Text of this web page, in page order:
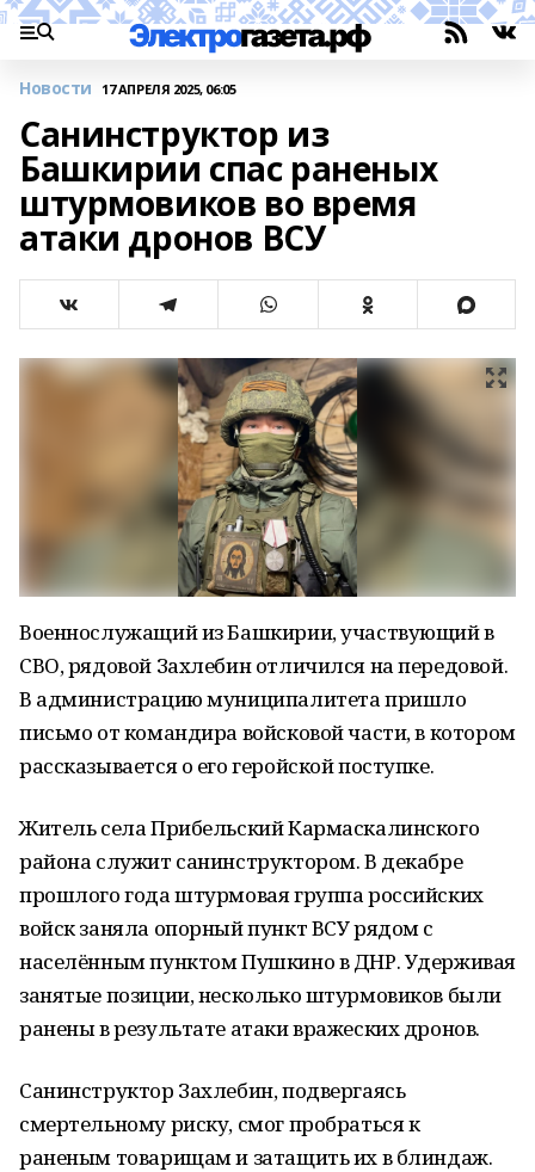
Новости 17 АПРЕЛЯ 2025, 06:05
Санинструктор из
Башкирии спас раненых
штурмовиков во время
атаки дронов ВСУ
Военнослужащий из Башкирии, участвующий в
СВО, рядовой Захлебин отличился на передовой.
В администрацию муниципалитета пришло
письмо от командира войсковой части, в котором
рассказывается о его геройской поступке.
Житель села Прибельский Кармаскалинского
района служит санинструктором. В декабре
прошлого года штурмовая группа российских
войск заняла опорный пункт ВСУ рядом с
населённым пунктом Пушкино в ДНР. Удерживая
занятые позиции, несколько штурмовиков были
ранены в результате атаки вражеских дронов.
Санинструктор Захлебин, подвергаясь
смертельному риску, смог пробраться к
раненым товарищам и затащить их в блиндаж.